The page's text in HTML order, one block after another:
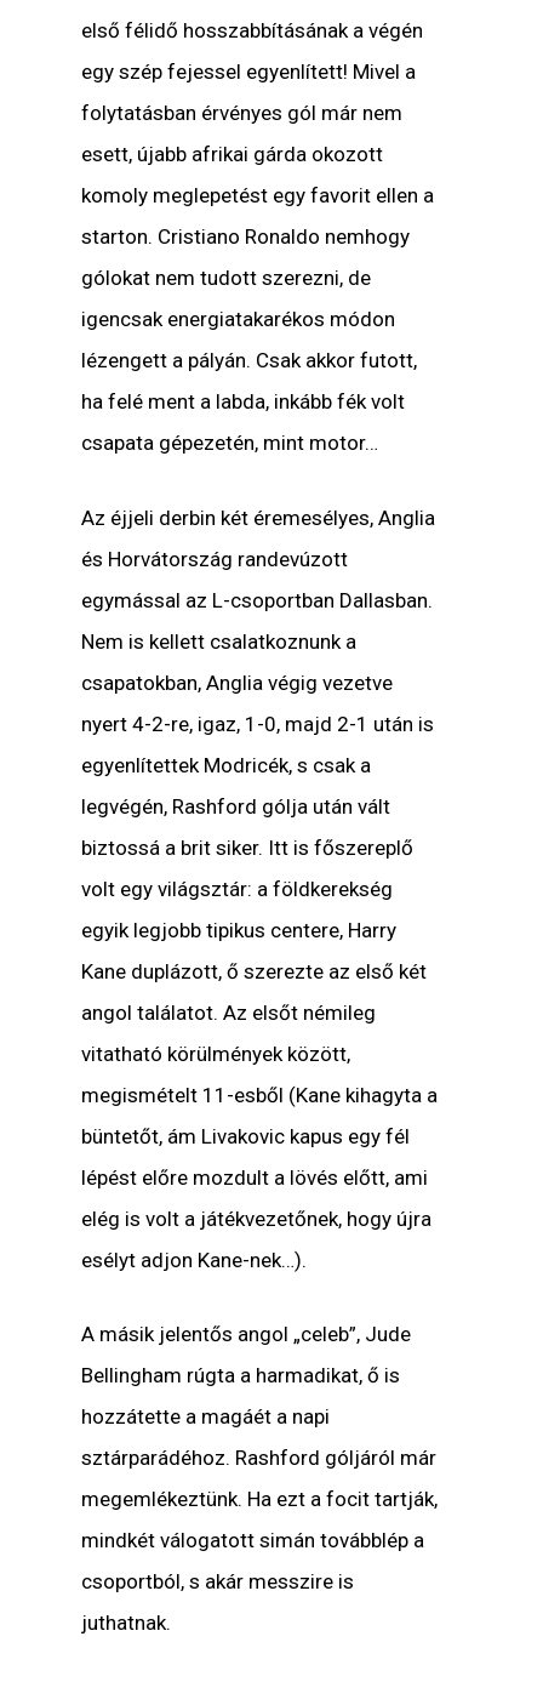
első félidő hosszabbításának a végén
egy szép fejessel egyenlített! Mivel a
folytatásban érvényes gól már nem
esett, újabb afrikai gárda okozott
komoly meglepetést egy favorit ellen a
starton. Cristiano Ronaldo nemhogy
gólokat nem tudott szerezni, de
igencsak energiatakarékos módon
lézengett a pályán. Csak akkor futott,
ha felé ment a labda, inkább fék volt
csapata gépezetén, mint motor…
Az éjjeli derbin két éremesélyes, Anglia
és Horvátország randevúzott
egymással az L-csoportban Dallasban.
Nem is kellett csalatkoznunk a
csapatokban, Anglia végig vezetve
nyert 4-2-re, igaz, 1-0, majd 2-1 után is
egyenlítettek Modricék, s csak a
legvégén, Rashford gólja után vált
biztossá a brit siker. Itt is főszereplő
volt egy világsztár: a földkerekség
egyik legjobb tipikus centere, Harry
Kane duplázott, ő szerezte az első két
angol találatot. Az elsőt némileg
vitatható körülmények között,
megismételt 11-esből (Kane kihagyta a
büntetőt, ám Livakovic kapus egy fél
lépést előre mozdult a lövés előtt, ami
elég is volt a játékvezetőnek, hogy újra
esélyt adjon Kane-nek…).
A másik jelentős angol „celeb”, Jude
Bellingham rúgta a harmadikat, ő is
hozzátette a magáét a napi
sztárparádéhoz. Rashford góljáról már
megemlékeztünk. Ha ezt a focit tartják,
mindkét válogatott simán továbblép a
csoportból, s akár messzire is
juthatnak.